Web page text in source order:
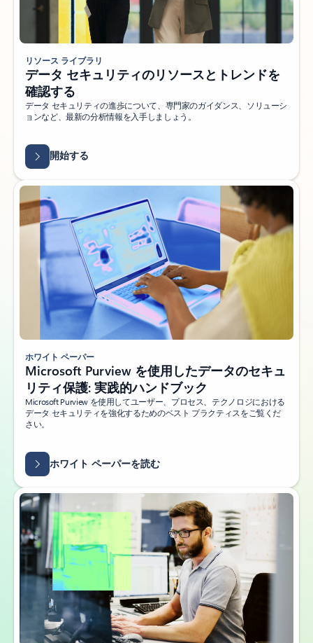
リソース ライブラリ
データ セキュリティのリソースとトレンドを
確認する
データ セキュリティの進歩について、専門家のガイダンス、ソリューシ
ョンなど、最新の分析情報を入手しましょう。
開始する
ホワイト ペーパー
Microsoft Purview を使用したデータのセキュ
リティ保護: 実践的ハンドブック
Microsoft Purview を使用してユーザー、プロセス、テクノロジにおける
データ セキュリティを強化するためのベスト プラクティスをご覧くだ
さい。
ホワイト ペーパーを読む